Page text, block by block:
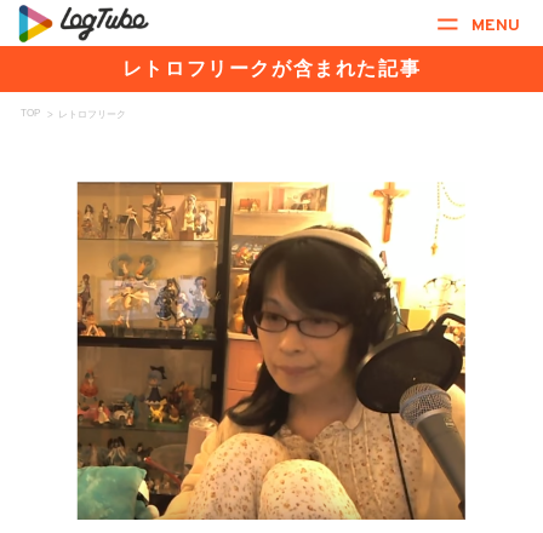
MENU
レトロフリークが含まれた記事
TOP > レトロフリーク